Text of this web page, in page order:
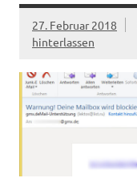
27. Februar 2018
hinterlassen